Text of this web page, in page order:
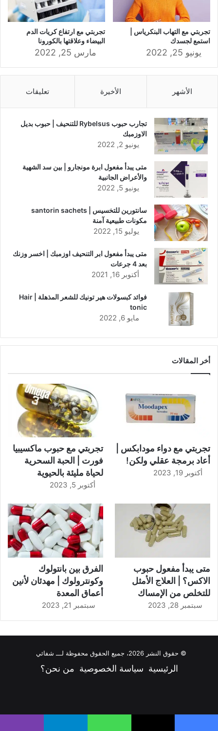
تجربتي مع التهاب البنكرياس |
استمع لجسدك
يونيو 25, 2022
تجربتي مع ارتفاع ‏كريات الدم
البيضاء وعلاقتها بالكورونا
مارس 25, 2022
الأشهر الأخيرة تعليقات
تجارب حبوب Rybelsus للتنحيف | حبوب بديل
الاوزمبك
يونيو 2, 2022
متى يبدأ مفعول ابرة مونجارو | بين سد الشهية
والأعراض الجانبية
يونيو 5, 2022
سانتورين للتخسيس | santorin sachets
مكونات طبيعية آمنة
يوليو 15, 2022
متى يبدأ مفعول ابر التنحيف اوزمبك | اخسر وزنك
بعد 4 جرعات
أكتوبر 16, 2021
فوائد كبسولات هير تونيك للشعر المذهلة | Hair
tonic
مايو 6, 2022
أخر المقالات
تجربتي مع دواء مودابكس |
أعاد برمجة عقلي ولكن!
أكتوبر 19, 2023
تجربتي مع حبوب ماكسيبيا
فورت | الحبة السحرية
لحياة مليئة بالحيوية
أكتوبر 5, 2023
متى يبدأ مفعول حبوب
الاكس؟ | العلاج الأمثل
للتخلص من الإمساك
سبتمبر 28, 2023
الفرق بين بانتولوك
وكونترولوك | مهدئان لأنين
أعماق المعدة
سبتمبر 21, 2023
© حقوق النشر 2026، جميع الحقوق محفوظة لـــ شفائي
الرئيسية سياسة الخصوصية من نحن؟